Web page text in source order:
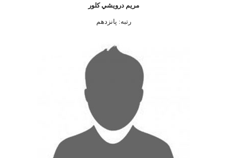
مريم درويشي کلور
رتبه: پانزدهم